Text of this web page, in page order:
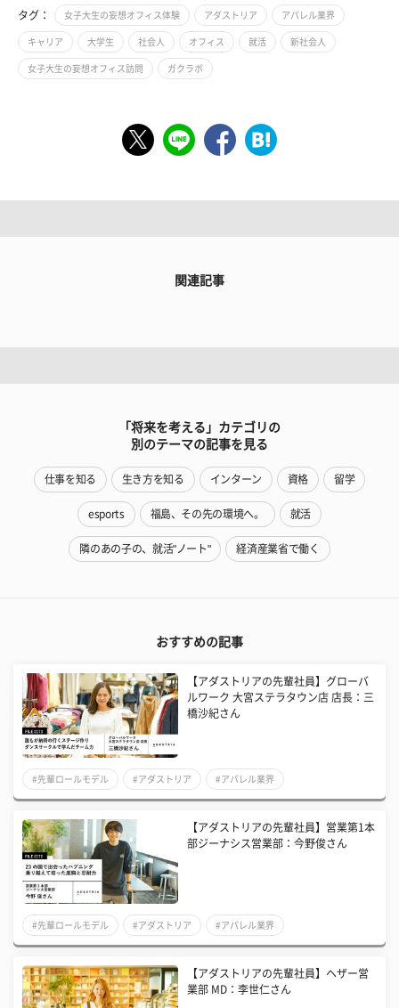
タグ： 女子大生の妄想オフィス体験 アダストリア アパレル業界
キャリア 大学生 社会人 オフィス 就活 新社会人
女子大生の妄想オフィス訪問 ガクラボ
関連記事
「将来を考える」カテゴリの
別のテーマの記事を見る
仕事を知る 生き方を知る インターン 資格 留学
esports 福島、その先の環境へ。 就活
隣のあの子の、就活"ノート" 経済産業省で働く
おすすめの記事
【アダストリアの先輩社員】グローバ
ルワーク 大宮ステラタウン店 店長：三
橋沙紀さん
#先輩ロールモデル #アダストリア #アパレル業界
【アダストリアの先輩社員】営業第1本
部ジーナシス営業部：今野俊さん
#先輩ロールモデル #アダストリア #アパレル業界
【アダストリアの先輩社員】ヘザー営
業部 MD：李世仁さん